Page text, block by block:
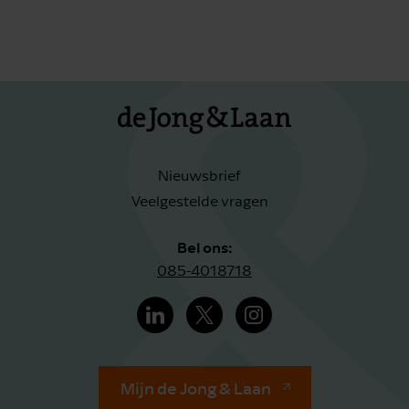
Nieuwsbrief
Veelgestelde vragen
Bel ons:
085-4018718
Mijn de Jong & Laan